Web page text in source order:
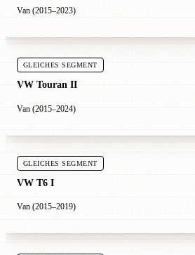
Van (2015–2023)
GLEICHES SEGMENT
VW Touran II
Van (2015–2024)
GLEICHES SEGMENT
VW T6 I
Van (2015–2019)